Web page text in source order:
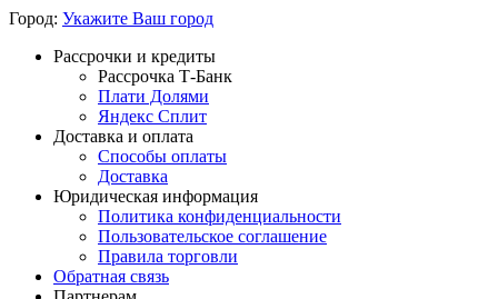
Город: Укажите Ваш город
Рассрочки и кредиты
Рассрочка Т-Банк
Плати Долями
Яндекс Сплит
Доставка и оплата
Способы оплаты
Доставка
Юридическая информация
Политика конфиденциальности
Пользовательское соглашение
Правила торговли
Обратная связь